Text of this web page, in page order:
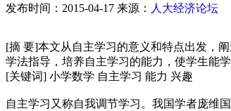
发布时间： 2015-04-17 来源： 人大经济论坛
[摘 要]本文从自主学习的意义和特点出发，
学法指导，培养自主学习的能力，使学生能学
[关键词] 小学数学 自主学习 能力 兴趣
自主学习又称自我调节学习。我国学者庞维